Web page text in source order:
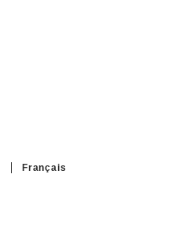
Français